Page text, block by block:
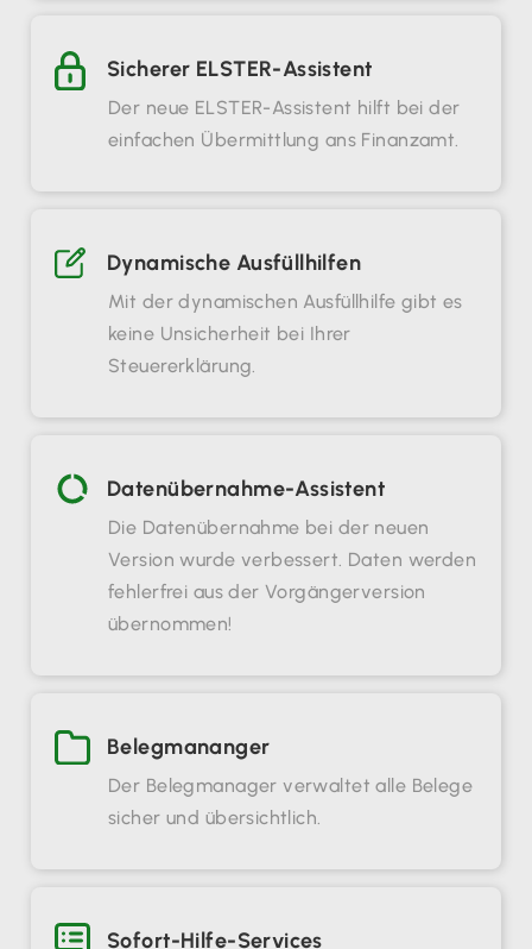
Sicherer ELSTER-Assistent
Der neue ELSTER-Assistent hilft bei der
einfachen Übermittlung ans Finanzamt.
Dynamische Ausfüllhilfen
Mit der dynamischen Ausfüllhilfe gibt es
keine Unsicherheit bei Ihrer
Steuererklärung.
Datenübernahme-Assistent
Die Datenübernahme bei der neuen
Version wurde verbessert. Daten werden
fehlerfrei aus der Vorgängerversion
übernommen!
Belegmananger
Der Belegmanager verwaltet alle Belege
sicher und übersichtlich.
Sofort-Hilfe-Services